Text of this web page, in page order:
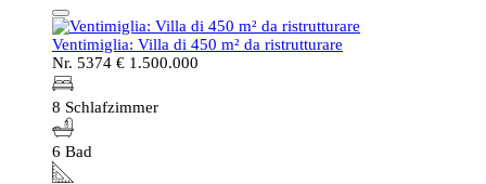
Ventimiglia: Villa di 450 m² da ristrutturare
Nr. 5374 € 1.500.000
8 Schlafzimmer
6 Bad